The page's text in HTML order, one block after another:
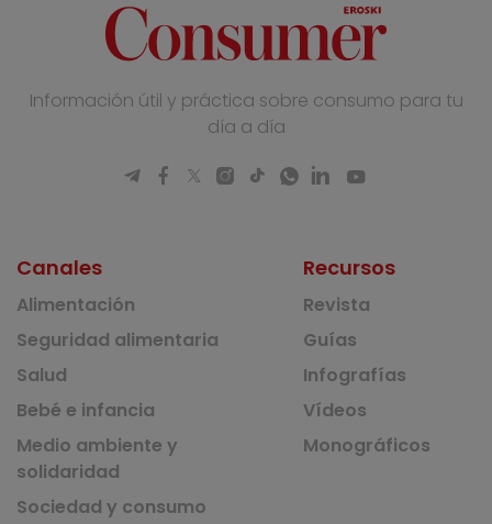
Información útil y práctica sobre consumo para tu
día a día
Canales
Alimentación
Seguridad alimentaria
Salud
Bebé e infancia
Medio ambiente y
solidaridad
Sociedad y consumo
Recursos
Revista
Guías
Infografías
Vídeos
Monográficos